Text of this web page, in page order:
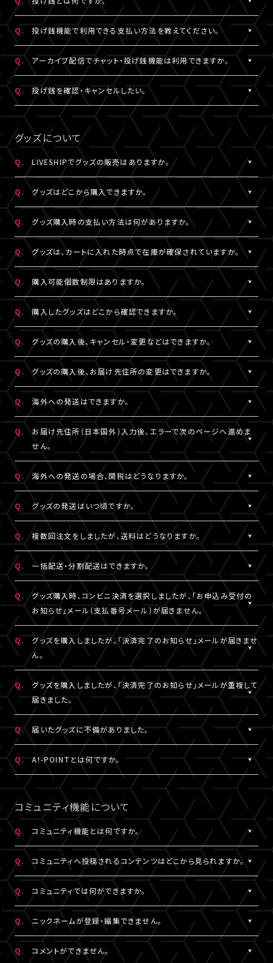
iOS：なし
Android：Chrome
なお、ユーザーがニックネームを変更した場合であっても、過去の
チャットのニックネームは変更されず、変更前のニックネームが表
示されます。
※ニックネームの登録・編集は配信視聴ページからも設定いただ
けます。
※コミュニティ機能が設定されている配信では、コミュニティ機能
とチャット機能のニックネーム設定は連動されます。
※公演によってはX連携をご利用いただけない場合があります。
欄上部「×」印）を押下すると、チャット非表示となります。 また、全
画面表示にした場合も、チャットは非表示になります。
A.
配信中にチップを送ることができる機能です。
投げ銭機能をご利用の場合は、「マイページ」内「基本情報」にござ
います「決済情報」にてクレジットカード決済情報のご登録いただ
くか、
配信中に配信視聴ページよりクレジットカード決済情報のご登録
をお願いいたします。
※公演によっては、投げ銭機能をご利用いただけない場合があり
ます。
Q. 投げ銭機能で利用できる支払い方法を教えてください。
クレジットカード決済をご利用いただけます。
投げ銭機能をご利用の場合は、「マイページ」内「基本情報」にござ
います「決済情報」にてクレジットカード決済情報のご登録いただ
くか、
配信中に配信視聴ページよりクレジットカード決済情報のご登録
をお願いいたします。
なお、決済方法については今後追加される可能性がございます。
Q. アーカイブ配信でチャット・投げ銭機能は利用できますか。
公演により異なります。チケット販売ページなどでご確認ください。
Q. 投げ銭を確認・キャンセルしたい。
投げ銭をキャンセルすることはできません。投げ銭機能をご利用の
場合は、金額に誤りがないか確認のうえ、ご利用ください。
複数回クリックにより、重複課金となる可能性がございますので、
ご注意ください。
※ご利用になった投げ銭は「マイページ」内「投げ銭履歴」よりご
確認いただけます。
グッズについて
Q. LIVESHIPでグッズの販売はありますか。
グッズの販売有無は各配信により異なります。
Q. グッズはどこから購入できますか。
各配信視聴ページなどでご購入いただけます。
LIVESHIPにご登録のA!-ID（メールアドレス）でログインのうえ、ご
利用ください。
※グッズをご購入いただくには、LIVESHIPへの会員登録が必要と
なります。
※LIVESHIPへの会員登録については ［Q:LIVESHIPを利用するに
はどうすればいいですか。］をご参照ください。
Q. グッズ購入時の支払い方法は何がありますか。
クレジットカード決済、コンビニ決済がご利用いただけます。
Q. グッズは、カートに入れた時点で在庫が確保されていますか。
カートに入れた時点では在庫確保とはなりません。
ご注文手続きが完了した時点で在庫確保となります。
ただしコンビニ決済をご利用の場合、支払い期限を過ぎると在庫
確保はリセットされますので予めご了承ください。
Q. 購入可能個数制限はありますか。
A.
公演・グッズにより異なります。グッズ商品詳細ページなどでご確
認ください。
Q. 購入したグッズはどこから確認できますか。
A.
「決済完了のお知らせ」メール、または「マイページ」内「グッズ購入
情報」よりご確認いただけます。
Q. グッズの購入後、キャンセル・変更などはできますか。
A.
お客様都合による商品購入後の注文内容の変更・キャンセル・返
品・交換は一切お受けできません。
また、一度決済を完了された決済手段を変更することもできません
のでご注意ください。
Q. グッズの購入後、お届け先住所の変更はできますか。
A.
購入後、「マイページ」内「グッズ購入情報」にて、配送状況が「出荷
準備前」の場合に変更が可能です。
※発送先が日本国外の場合、購入後の住所変更はできません。予
めご了承ください。
Q. 海外への発送はできますか。
A.
公演・グッズにより異なります。グッズ商品詳細ページなどでご確
認ください。
Q.
お届け先住所（日本国外）入力後、エラーで次のページへ進めま
せん。
A.
日本国外の郵便番号をご入力する際、システムの仕様上、正しく郵
便番号を入力しているにも関わらずエラーとなる場合がございま
す。
その場合は、末尾1桁か2桁を削除、もしくは未記入にてお手続きを
お試しください。
Q. 海外への発送の場合、関税はどうなりますか。
A.
関税はお客様ご自身でお支払いください。関税の計算は各国税関
の判断によります。
また、現地税関での商品配達停止に関しては、当サービスは一切
の責任を負いかねます。
DHLにおきましては現地カスタマーサービスにお問い合わせくだ
さい。
http://www.dhl.com/en/contact_center.html
Q. グッズの発送はいつ頃ですか。
A.
公演・グッズにより異なります。「マイページ」内「グッズ購入情報」
にて発送状況の確認ができます。
※グッズの発送後、「グッズ発送完了のお知らせ」メールが配信さ
れます。
通信の関係上、メールが届かない可能性もございますので、必ず、
「マイページ」内「グッズ購入情報」よりご確認ください。
Q. 複数回注文をしましたが、送料はどうなりますか。
A.
注文番号ごとに送料がかかります。
同日・同公演の注文でも、注文番号が異なれば送料は都度発生
し、注文番号の異なる商品をまとめて発送することはできません。
Q. 一括配送・分割配送はできますか。
A.
注文番号ごとの発送となります。
同日・同公演の注文でも、注文番号の異なる商品をまとめて、また
は分割して発送することはできません。
Q.
グッズ購入時、コンビニ決済を選択しましたが、「お申込み受付の
お知らせ」メール（支払番号メール）が届きません。
コンビニ決済を選択された場合、「お申込み受付のお知らせ」メー
ル（支払番号メール）は、LIVESHIPにご登録のA!-ID（メールアドレ
ス）宛に【@liveship.tokyo】ドメインから配信しております。
“迷惑メール”として自動振り分け・受信拒否されていないかご確
認ください。
なお、支払番号は支払期限内であれば、「マイページ」内「グッズ購
入情報」にも記載されておりますので、ご確認ください。
Q.
グッズを購入しましたが、「決済完了のお知らせ」メールが届きませ
ん。
A.
「決済完了のお知らせ」メールは、LIVESHIPにご登録のA!-ID（メー
ルアドレス）宛に【@liveship.tokyo】ドメインから配信しておりま
す。 “迷惑メール”として自動振り分け・受信拒否されていないかご
確認ください。
※「決済完了のお知らせ」メールが届いていない場合は、「マイペ
ージ」内「グッズ購入情報」をご確認ください。
Q.
グッズを購入しましたが、「決済完了のお知らせ」メールが重複して
届きました。
「決済完了のお知らせ」メールが2通以上届いた場合、誤ってグッズ
を重複してご購入されている可能性がございます。
詳細を記載のうえ、
こちらよりご連絡ください。
Q. 届いたグッズに不備がありました。
お手数ですが、詳細を記載のうえ、商品到着後14日以内に下記よ
りお問い合わせください。
グッズ配送・お届け済み商品に関して
【A!SMART お問い合わせ窓口】
https://www.asmart.jp/support
Q. A!-POINTとは何ですか。
A.
A!-POINTとは、一部のA!-IDサービスで使える・貯める事ができる
ポイントサービスです。
商品代金(税込)の1％がポイントとなり、商品代金以外の送料/手
数料については、ポイント付与対象外です。
A!-POINTは商品の発送後、約2週間で加算されます。
ポイントの残高、有効期限、付与履歴については
A!-IDサイト
にロ
グイン後、マイページよりご確認いただけます。
なお、LIVESHIPでのポイント利用はできません。A!-POINT・A!-ID
についてはこちら
※ポイントの現金への換金はできません。
※ポイントを他人に譲渡したり、別のA!-IDでの保有ポイントと合
算してご使用いただく事はできません。
コミュニティ機能について
Q. コミュニティ機能とは何ですか。
A.
配信視聴ページに投稿される期間限定コンテンツをお楽しみいた
だける機能です。
コミュニティ機能が提供されている配信に限り、対象の視聴チケッ
トを購入したユーザーのみがご利用・閲覧することができます。
なお、各公演・視聴チケット種別によりコミュニティ機能の有無は
異なります。
また、コミュニティごと（配信ごと）に、コンテンツの内容や投稿頻
Q. コミュニティへ投稿されるコンテンツはどこから見られますか。
A.
対象の視聴チケットを購入したA!-ID（メールアドレス）とパスワー
ドでログインのうえ、配信視聴ページ内「スペシャル」から閲覧する
ことができます。
Q. コミュニティでは何ができますか。
A.
配信視聴ページに投稿される期間限定コンテンツをお楽しみいた
だけるほか、投稿されたコンテンツに対して、コメントやリアクショ
ンをすることができます。
また、他のユーザーのコメントに対してもリアクションをすること
Q. ニックネームが登録・編集できません。
A.
コメントをするには、ニックネームの設定が必要です。
ニックネームは「マイページ」内「投稿設定」にて登録・変更が可能
Q. コメントができません。